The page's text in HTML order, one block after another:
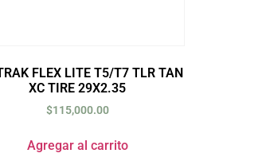
FLEX LITE T5/T7 TLR TAN
XC TIRE 29X2.35
$115,000.00
Agregar al carrito